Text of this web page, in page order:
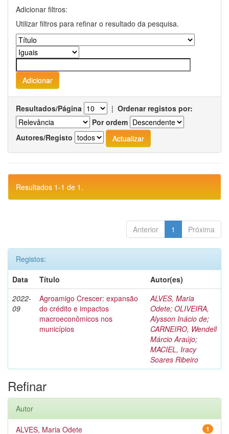
Adicionar filtros:
Utilizar filtros para refinar o resultado da pesquisa.
Resultados/Página | Ordenar registos por:
Por ordem
Autores/Registo
Resultados 1-1 de 1.
Anterior 1 Próxima
Registos:
Data
Título
Autor(es)
2022-
09
Agroamigo Crescer: expansão
do crédito e impactos
macroeconômicos nos
municípios
ALVES, Maria
Odete; OLIVEIRA,
Alysson Inácio de;
CARNEIRO, Wendell
Márcio Araújo;
MACIEL, Iracy
Soares Ribeiro
Refinar
Autor
1
ALVES, Maria Odete